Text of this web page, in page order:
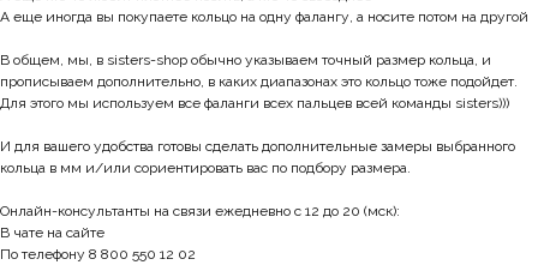
А еще иногда вы покупаете кольцо на одну фалангу, а носите потом на другой
В общем, мы, в sisters-shop обычно указываем точный размер кольца, и
прописываем дополнительно, в каких диапазонах это кольцо тоже подойдет.
Для этого мы используем все фаланги всех пальцев всей команды sisters)))
И для вашего удобства готовы сделать дополнительные замеры выбранного
кольца в мм и/или сориентировать вас по подбору размера.
Онлайн-консультанты на связи ежедневно с 12 до 20 (мск):
В чате на сайте
По телефону 8 800 550 12 02